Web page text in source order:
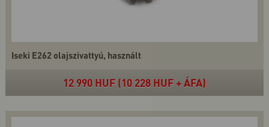
Iseki E262 olajszivattyú, használt
12 990 HUF (10 228 HUF + ÁFA)